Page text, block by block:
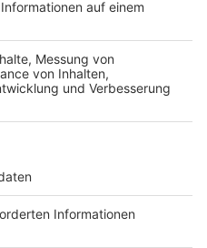
und Erft
Terminal
gesperrt am
im Rhein-Erft-Kreis